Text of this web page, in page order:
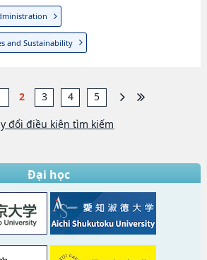
and Sustainability
2 3 4 5
đổi điều kiện tìm kiếm
Đại học